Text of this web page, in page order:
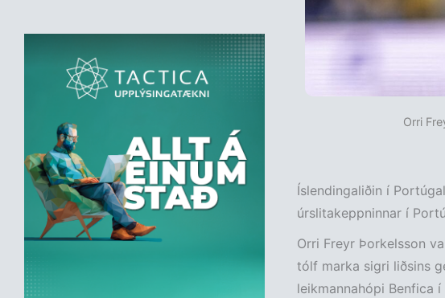
Orri
Íslendingaliðin í
úrslitakeppninnar í
Orri Freyr Þorkelsson
tólf marka sigri liðsins
leikmannahópi Benfica